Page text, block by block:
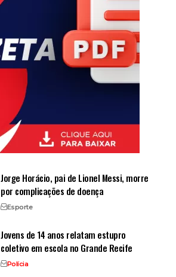
Jorge Horácio, pai de Lionel Messi, morre
por complicações de doença
Esporte
Jovens de 14 anos relatam estupro
coletivo em escola no Grande Recife
Polícia